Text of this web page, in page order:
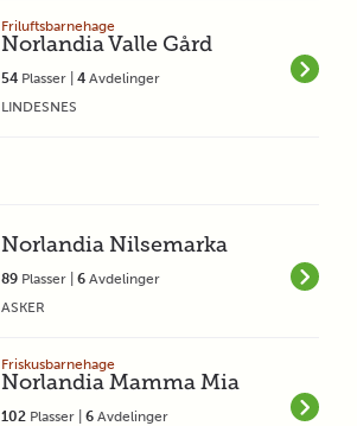
Friluftsbarnehage
Norlandia Valle Gård
54 Plasser | 4 Avdelinger
LINDESNES
Norlandia Nilsemarka
89 Plasser | 6 Avdelinger
ASKER
Friskusbarnehage
Norlandia Mamma Mia
102 Plasser | 6 Avdelinger